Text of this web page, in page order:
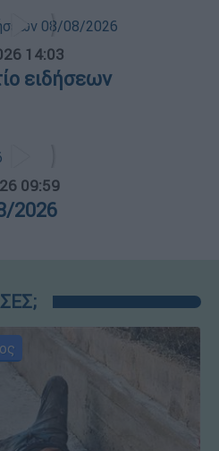
14:03
ειδήσεων
09:59
2026